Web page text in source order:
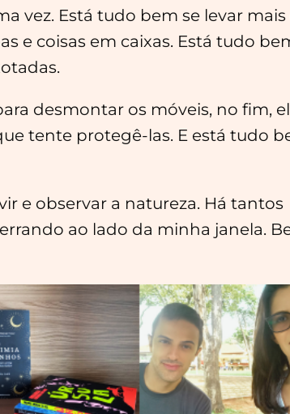
vez. Está tudo bem se levar mais
e coisas em caixas. Está tudo
desmontar os móveis, no fim,
tente protegê-las. E está tudo
e observar a natureza. Há tantos
ao lado da minha janela.